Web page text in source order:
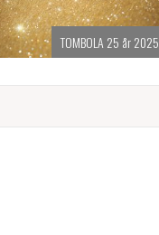
TOMBOLA 25 år 2025